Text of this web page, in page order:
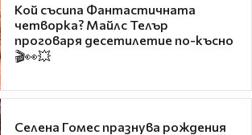
Кой съсипа Фантастичната
четворка? Майлс Телър
проговаря десетилетие по-късно
🎬👀💥
Селена Гомес празнува рождения